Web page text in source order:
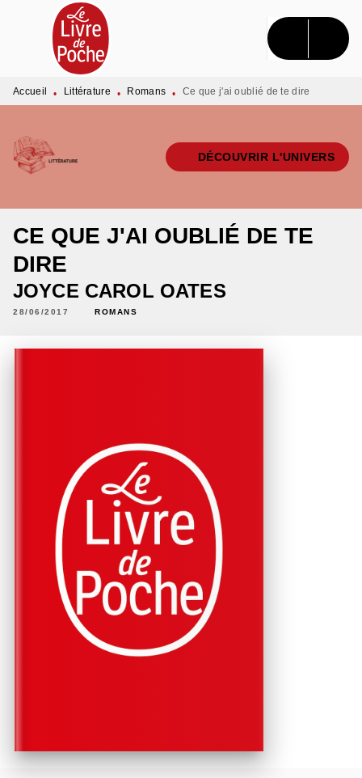
MENU RECHERCHE CONTENU
PIED DE PAGE
Accueil • Littérature • Romans • Ce que j'ai oublié de te dire
DÉCOUVRIR L'UNIVERS
CE QUE J'AI OUBLIÉ DE TE
DIRE
JOYCE CAROL OATES
28/06/2017 ROMANS